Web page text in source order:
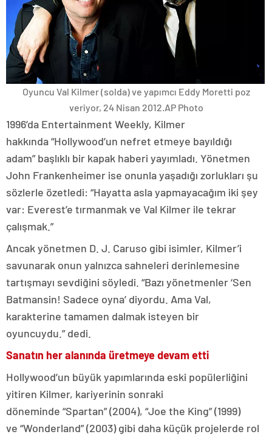
Oyuncu Val Kilmer (solda) ve yapımcı Eddy Moretti poz
veriyor, 24 Nisan 2012.AP Photo
1996’da Entertainment Weekly, Kilmer
hakkında “Hollywood’un nefret etmeye bayıldığı
adam” başlıklı bir kapak haberi yayımladı. Yönetmen
John Frankenheimer ise onunla yaşadığı zorlukları şu
sözlerle özetledi: “Hayatta asla yapmayacağım iki şey
var: Everest’e tırmanmak ve Val Kilmer ile tekrar
çalışmak.”
Ancak yönetmen D. J. Caruso gibi isimler, Kilmer’i
savunarak onun yalnızca sahneleri derinlemesine
tartışmayı sevdiğini söyledi. “Bazı yönetmenler ‘Sen
Batmansin! Sadece oyna’ diyordu. Ama Val,
karakterine tamamen dalmak isteyen bir
oyuncuydu.” dedi.
Sanatın her alanında üretmeye devam etti
Hollywood’un büyük yapımlarında eski popülerliğini
yitiren Kilmer, kariyerinin sonraki
döneminde “Spartan” (2004), “Joe the King” (1999)
ve “Wonderland” (2003) gibi daha küçük projelerde rol